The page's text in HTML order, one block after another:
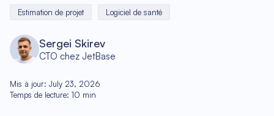
Estimation de projet Logiciel de santé
Sergei Skirev
CTO chez JetBase
Mis à jour: July 23, 2026
Temps de lecture: 10 min